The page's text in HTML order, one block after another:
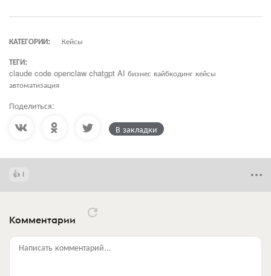
КАТЕГОРИИ:
Кейсы
ТЕГИ:
claude code openclaw chatgpt AI бизнес вайбкодинг кейсы
автоматизация
Поделиться:
В закладки
1
Комментарии
Написать комментарий...